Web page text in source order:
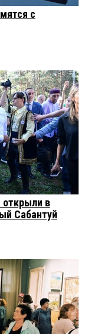
с
открыли в
Сабантуй